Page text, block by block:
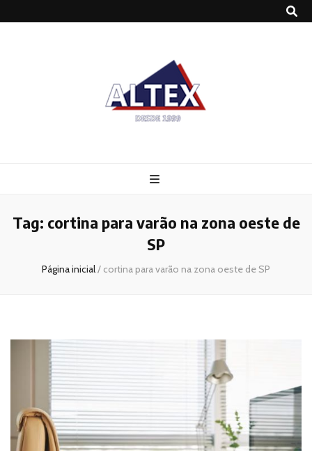
Tag: cortina para varão na zona oeste de
SP
Página inicial/ cortina para varão na zona oeste de SP